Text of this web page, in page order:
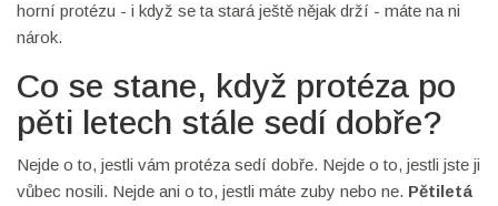
horní protézu - i když se ta stará ještě nějak drží - máte na ni
nárok.
Co se stane, když protéza po
pěti letech stále sedí dobře?
Nejde o to, jestli vám protéza sedí dobře. Nejde o to, jestli jste ji
vůbec nosili. Nejde ani o to, jestli máte zuby nebo ne. Pětiletá